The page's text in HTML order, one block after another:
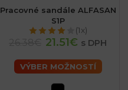
Pracovné sandále ALFASAN
S1P
(1x)
21.51€ s DPH
VÝBER MOŽNOSTÍ